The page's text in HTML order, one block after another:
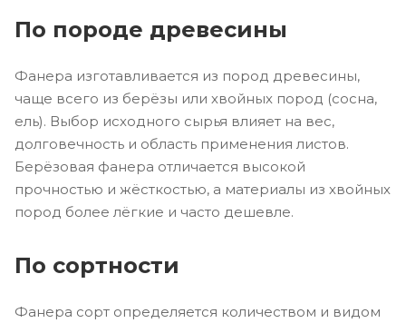
По породе древесины
Фанера изготавливается из пород древесины,
чаще всего из берёзы или хвойных пород (сосна,
ель). Выбор исходного сырья влияет на вес,
долговечность и область применения листов.
Берёзовая фанера отличается высокой
прочностью и жёсткостью, а материалы из хвойных
пород более лёгкие и часто дешевле.
По сортности
Фанера сорт определяется количеством и видом